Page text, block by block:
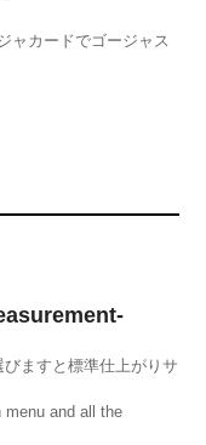
ャカードでゴージャス
ますと標準仕上がりサ
and all the